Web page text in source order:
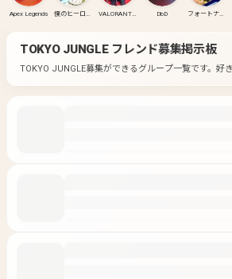
Apex Legends 僕のヒーローアカデミア ULTRA RUMBLE VALORANT(PC) DbD フォートナイト
TOKYO JUNGLEフレンド募集掲示板
TOKYO JUNGLE募集ができるグループ一覧です。 好